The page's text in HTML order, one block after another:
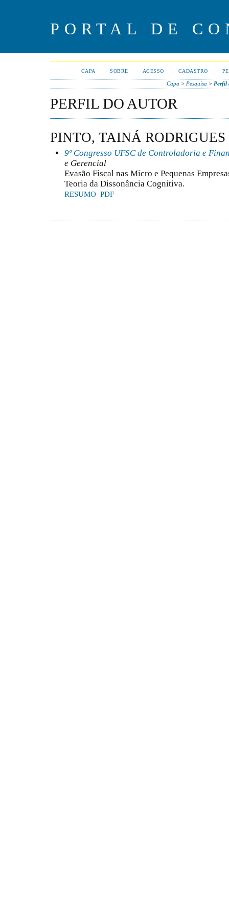
PORTAL DE
CAPA SOBRE ACESSO CADASTRO
Capa > Pesquisa > Perfil
PERFIL DO AUTOR
PINTO, TAINÁ
9º Congresso UFSC de Controladoria e
e Gerencial
Evasão Fiscal nas Micro e Pequenas
Teoria da Dissonância Cognitiva.
RESUMO PDF